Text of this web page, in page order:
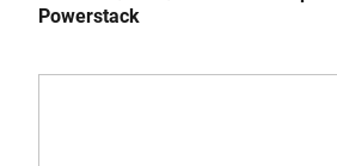
Powerstack